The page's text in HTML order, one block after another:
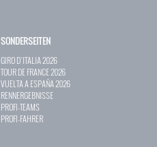
SONDERSEITEN
GIRO D`ITALIA 2026
TOUR DE FRANCE 2026
VUELTA A ESPAÑA 2026
RENNERGEBNISSE
PROFI-TEAMS
PROFI-FAHRER